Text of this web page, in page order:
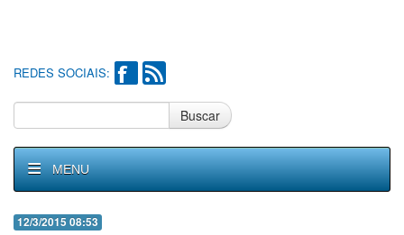
REDES SOCIAIS:
Buscar
MENU
12/3/2015 08:53